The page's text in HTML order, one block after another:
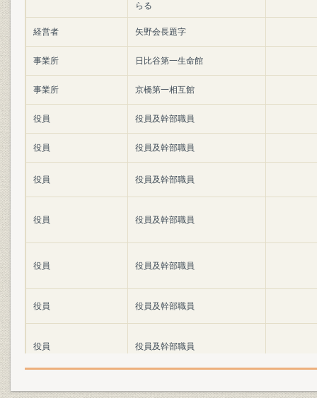
らる
経営者 矢野会長題字
事業所 日比谷第一生命館
事業所 京橋第一相互館
役員 役員及幹部職員
役員 役員及幹部職員
役員 役員及幹部職員
役員 役員及幹部職員
役員 役員及幹部職員
役員 役員及幹部職員
役員 役員及幹部職員
役員 役員及幹部職員